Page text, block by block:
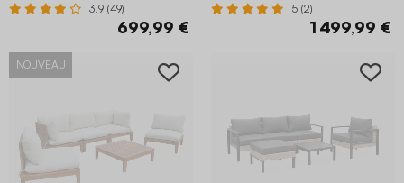
3.9 (49)
699,99 €
5 (2)
1 499,99 €
NOUVEAU